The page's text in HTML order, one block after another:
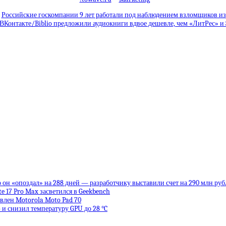
Российские госкомпании 9 лет работали под наблюдением взломщиков
ВКонтакте/Biblio предложили аудиокниги вдвое дешевле, чем «ЛитРес» и
«опоздал» на 288 дней — разработчику выставили счет на 290 млн
Pro Max засветился в Geekbench
Motorola Moto Pad 70
снизил температуру GPU до 28 °C